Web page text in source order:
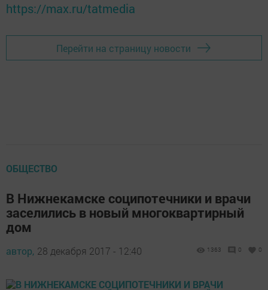
https://max.ru/tatmedia
Перейти на страницу новости
ОБЩЕСТВО
В Нижнекамске соципотечники и врачи
заселились в новый многоквартирный
дом
автор, 28 декабря 2017 - 12:40 1363 0 0